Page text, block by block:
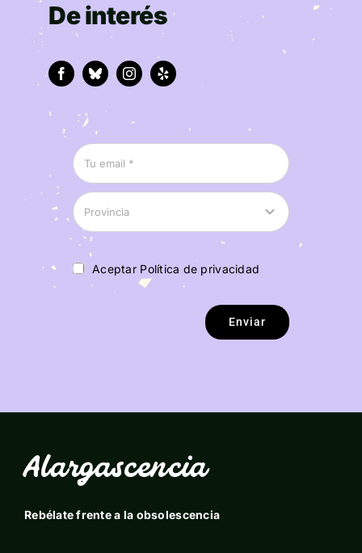
De interés
Aceptar Política de privacidad
Enviar
Alargascencia
Rebélate frente a la obsolescencia